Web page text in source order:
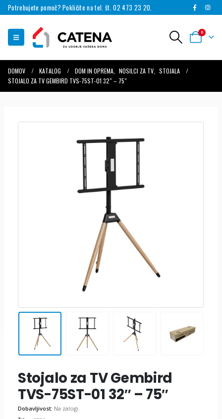
Potrebujete pomoč? Pokličite na tel. št. 02 473 23 20.
0
DOMOV KATALOG DOM IN OPREMA NOSILCI ZA TV
STOJALA
STOJALO ZA TV GEMBIRD TVS-75ST-01 32″ – 75″
Stojalo za TV Gembird
TVS-75ST-01 32″ – 75″
Dobavljivost: Na zalogi.